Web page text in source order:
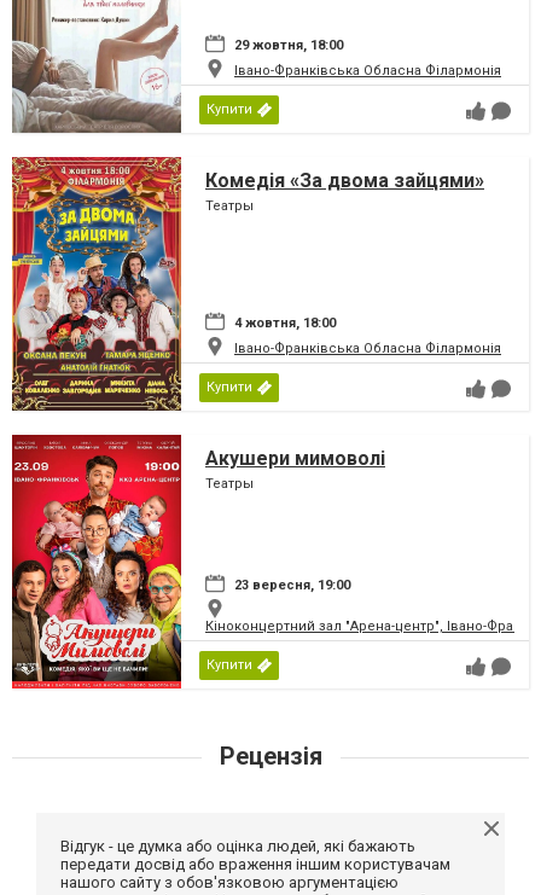
29 жовтня, 18:00
Івано-Франківська Обласна Філармонія
Купити
Комедія «За двома зайцями»
Театры
4 жовтня, 18:00
Івано-Франківська Обласна Філармонія
Купити
Акушери мимоволі
Театры
23 вересня, 19:00
Кіноконцертний зал "Арена-центр", Івано-
Купити
Рецензія
Відгук - це думка або оцінка людей, які бажають
передати досвід або враження іншим користувачам
нашого сайту з обов'язковою аргументацією